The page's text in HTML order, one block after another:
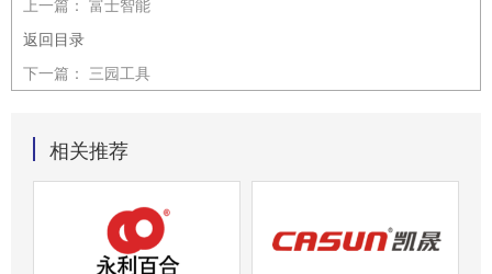
返回目录
下一篇： 三园工具
相关推荐